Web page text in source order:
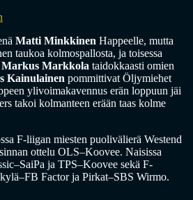
Matti Minkkinen Happeelle, mutta
taukoa kolmospallosta, ja toisessa
Markus Markkola taidokkaasti omien
Kainulainen pommittivat Öljymiehet
ylivoimakavennus erän loppuun jäi
takoi kolmanteen erään taas kolme
F-liigan miesten puolivälierä Westend
ottelu OLS–Koovee. Naisissa
ja TPS–Koovee sekä F-
Factor ja Pirkat–SBS Wirmo.